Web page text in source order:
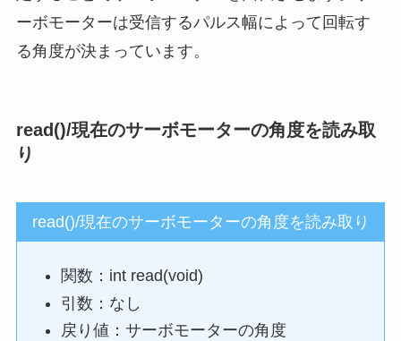
ーボモーターは受信するパルス幅によって回転す
る角度が決まっています。
read()/現在のサーボモーターの角度を読み取
り
read()/現在のサーボモーターの角度を読み取り
関数：int read(void)
引数：なし
戻り値：サーボモーターの角度